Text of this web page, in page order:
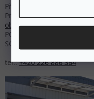
Přátelství 555/9
Praha 10 - Uhříněves
obchod@protrek.cz
PO - PÁ: 10:00 - 19:00
SO: 09:00 - 15:00
tel.:+420 226 886 364